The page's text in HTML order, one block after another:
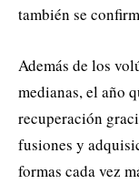
también se
Además de los
medianas, el año
recuperación
fusiones y
formas cada vez